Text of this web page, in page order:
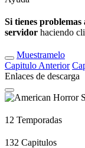
Si tienes
servidor haciendo
Muestramelo
Capitulo Anterior
Enlaces de descarga
12 Temporadas
132 Capitulos